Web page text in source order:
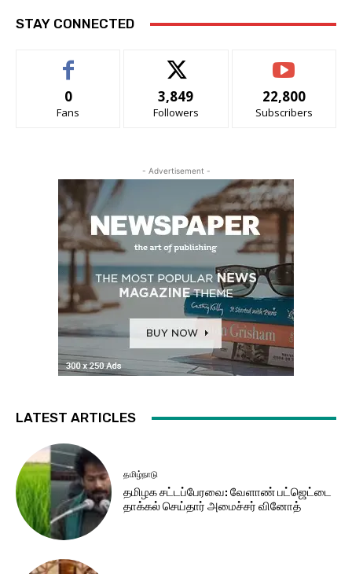
STAY CONNECTED
0
Fans
3,849
Followers
22,800
Subscribers
- Advertisement -
LATEST ARTICLES
தமிழ்நாடு
தமிழக சட்​டப்​பேர​வை: வேளாண் பட்​ஜெட்டை
தாக்கல் செய்தார் அமைச்சர் வினோத்